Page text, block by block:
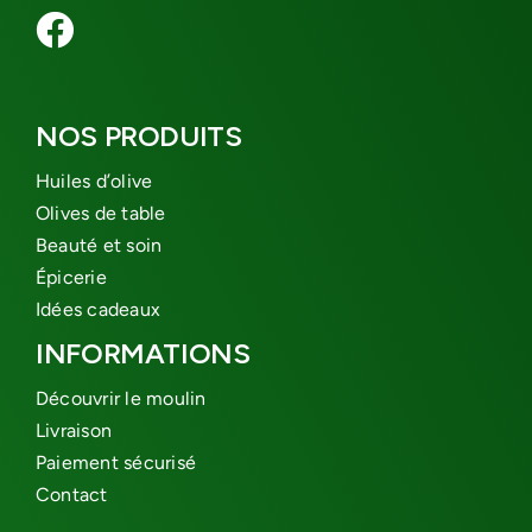
NOS PRODUITS
Huiles d’olive
Olives de table
Beauté et soin
Épicerie
Idées cadeaux
INFORMATIONS
Découvrir le moulin
Livraison
Paiement sécurisé
Contact